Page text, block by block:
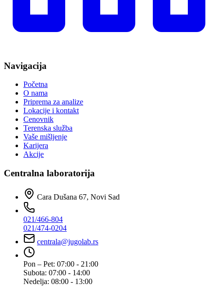
Navigacija
Početna
O nama
Priprema za analize
Lokacije i kontakt
Cenovnik
Terenska služba
Vaše mišljenje
Karijera
Akcije
Centralna laboratorija
Cara Dušana 67, Novi Sad
021/466-804
021/474-0204
centrala@jugolab.rs
Pon – Pet: 07:00 - 21:00
Subota: 07:00 - 14:00
Nedelja: 08:00 - 13:00